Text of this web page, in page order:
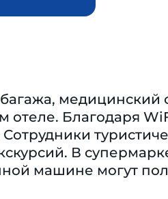
медицинский
отеле. Благодаря
В
машине могут